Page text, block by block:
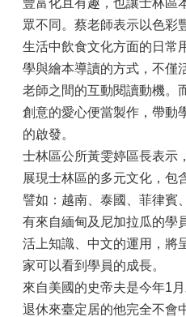
豐富化且有趣，也讓士林區
眾不同。蔡老師表示以色彩
生活中飲食文化方面的日常
學與繪本導讀的方式，不僅
老師之間的互動閱讀動機。
創意的愛心便當製作，帶動
的啟發。
士林區公所黃雯婷區長表示
展現士林區的多元文化，包
譬如：越南、泰國、菲律賓
有來自緬甸及尼加拉瓜的學
活上知識、中文的運用，將
家可以看到學員的成長。
來自美國的史帝夫是今年1
退休來臺定居的他完全不會